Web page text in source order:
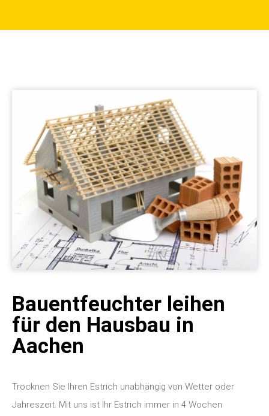
Bauentfeuchter leihen
für den Hausbau in
Aachen
Trocknen Sie Ihren Estrich unabhängig von Wetter oder
Jahreszeit. Mit uns ist Ihr Estrich immer in 4 Wochen